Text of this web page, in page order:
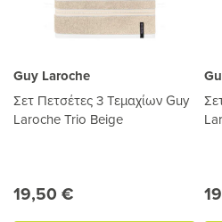
Guy Laroche
Σετ Πετσέτες 3 Τεμαχίων Guy
Laroche Trio Beige
19,50 €